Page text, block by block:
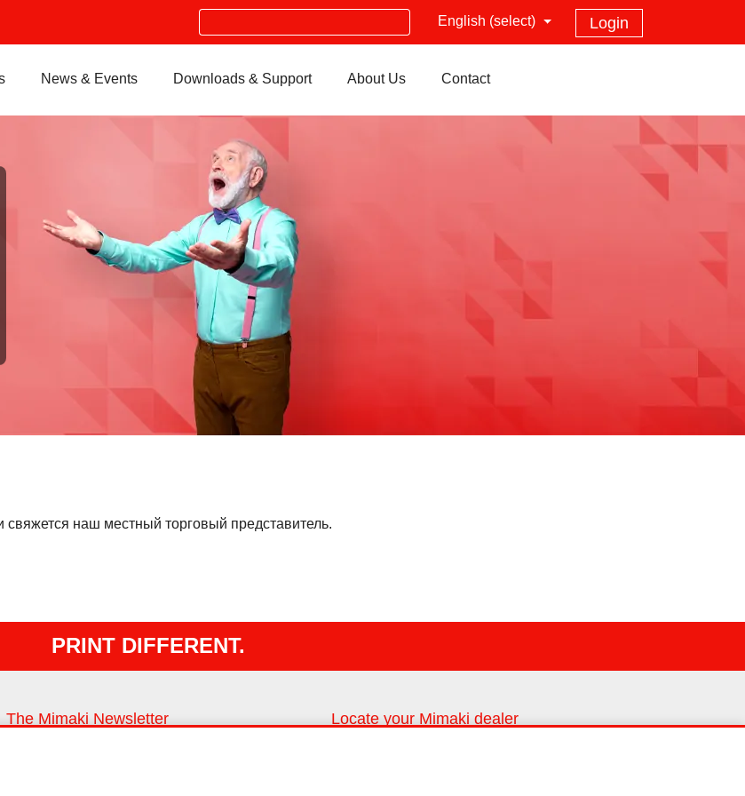
Login
English (select)
Search
News & Events Downloads & Support About Us Contact
наш местный торговый представитель.
PRINT DIFFERENT.
The Mimaki Newsletter Locate your Mimaki dealer